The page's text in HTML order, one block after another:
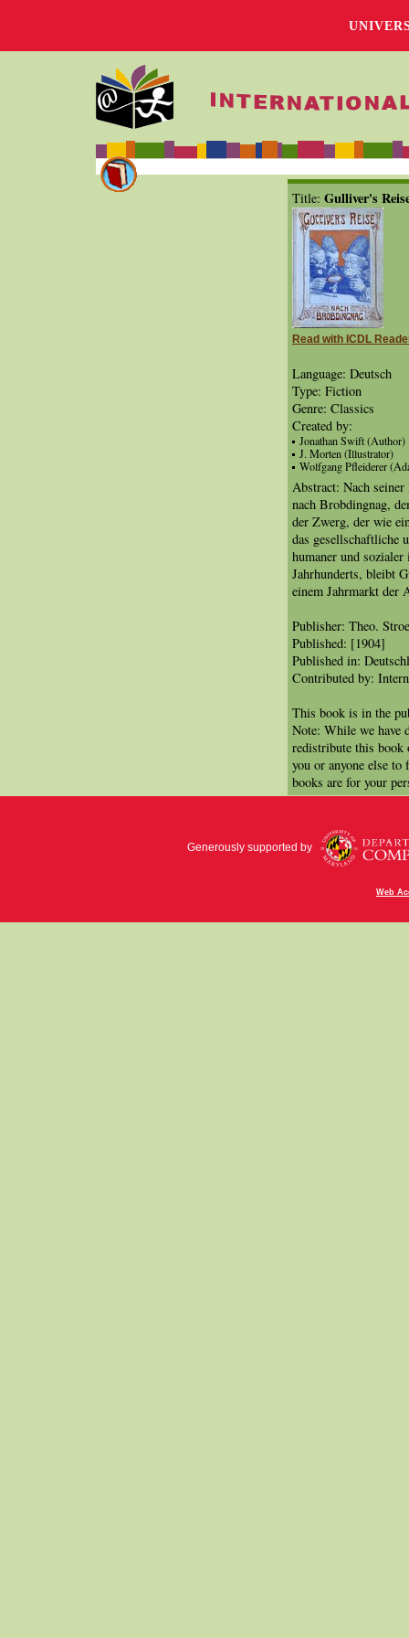
Title: Gulliver's
Read with ICDL
Language: Deutsch
Type: Fiction
Genre: Classics
Created by:
Jonathan Swift (Author)
J. Morten (Illustrator)
Wolfgang Pfleiderer
Abstract: Nach
nach Brobdingnag,
der Zwerg, der wie
das gesellschaftliche
humaner und
Jahrhunderts, bleibt
einem Jahrmarkt der
Publisher: Theo.
Published: [1904]
Published in:
Contributed by:
This book is in the
Note: While we have
redistribute this book
you or anyone else
books are for your
Generously supported by
Web